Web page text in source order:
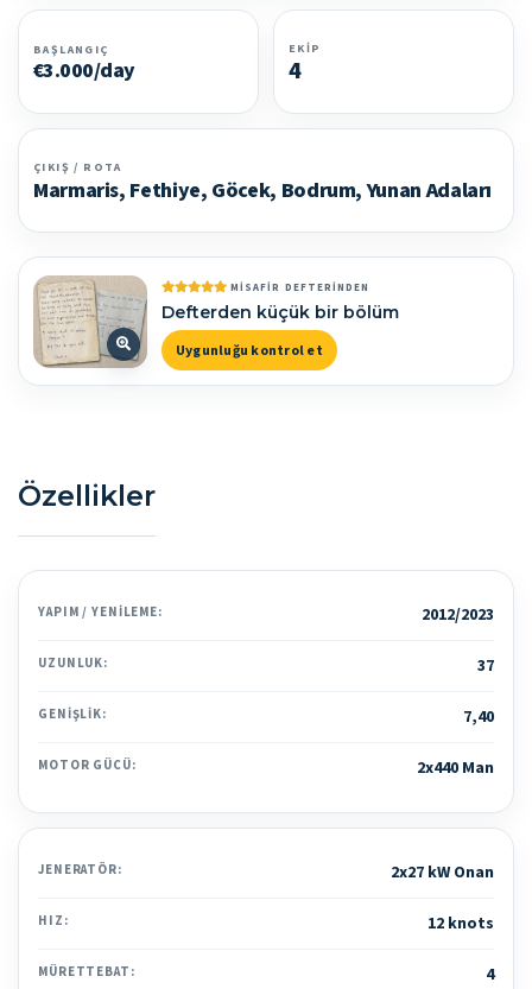
BAŞLANGIÇ
€3.000/day
EKIP
4
ÇIKIŞ / ROTA
Marmaris, Fethiye, Göcek, Bodrum, Yunan Adaları
MISAFIR DEFTERINDEN
Defterden küçük bir bölüm
Uygunluğu kontrol et
Özellikler
YAPIM / YENILEME: 2012/2023
UZUNLUK: 37
GENIŞLIK: 7,40
MOTOR GÜCÜ: 2x440 Man
JENERATÖR: 2x27 kW Onan
HIZ: 12 knots
MÜRETTEBAT: 4